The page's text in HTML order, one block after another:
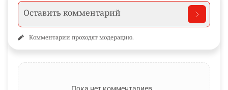
Комментарии проходят модерацию.